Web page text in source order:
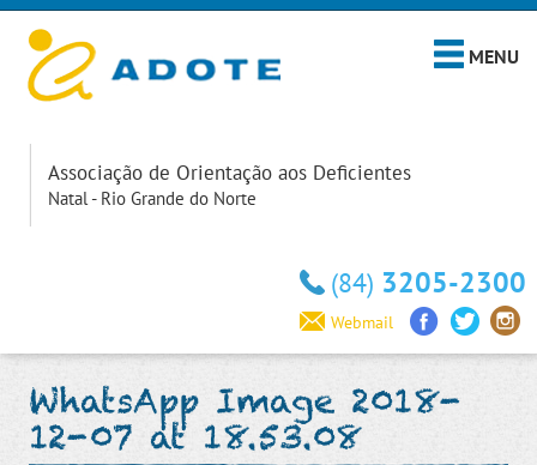
MENU
Associação de Orientação aos Deficientes
Natal - Rio Grande do Norte
(84) 3205-2300
Webmail
WhatsApp Image 2018-
12-07 at 18.53.08